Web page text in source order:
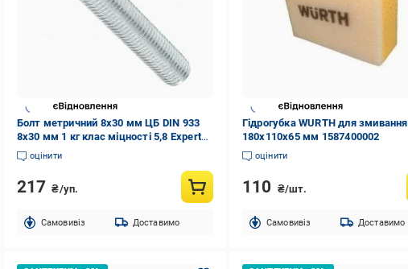
Болт метричний 8х30 мм ЦБ DIN 933
8x30 мм 1 кг клас міцності 5,8 Expert
Fix оцінити
217 ₴/уп.
Cамовивіз Доставимо
Гідрогубка WURTH для
180x110x65 мм 1587400002
оцінити
110 ₴/шт.
Cамовивіз Доставимо